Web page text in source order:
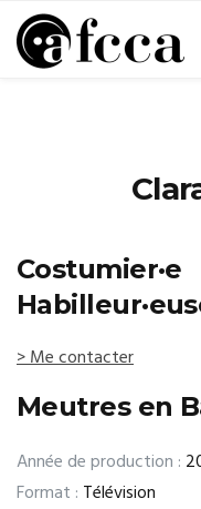
Costumier·e
> Me contacter
Meutres en
Année de production :
Format : Télévision